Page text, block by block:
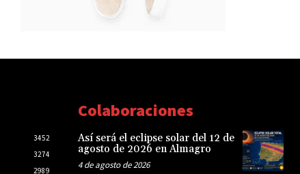
3452
3274
2989
Colaboraciones
Así será el eclipse solar del 12 de
agosto de 2026 en Almagro
4 de agosto de 2026